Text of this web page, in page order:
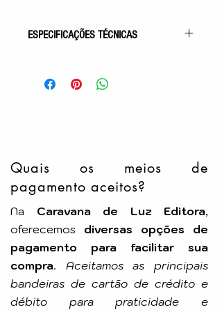
ESPECIFICAÇÕES TÉCNICAS
Acabamento: Capa Comum
Autor: Leonardo Mamede
Editora:
Quais os meios de
pagamento aceitos?
Na Caravana de Luz Editora,
oferecemos diversas opções de
pagamento para facilitar sua
compra. Aceitamos as principais
bandeiras de cartão de crédito e
débito para praticidade e